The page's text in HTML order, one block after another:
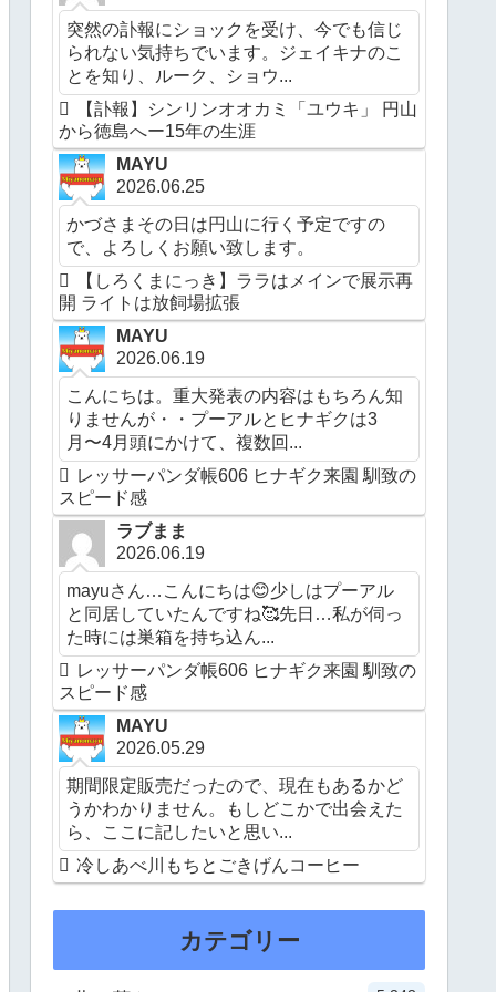
突然の訃報にショックを受け、今でも信じ
られない気持ちでいます。ジェイキナのこ
とを知り、ルーク、ショウ...
【訃報】シンリンオオカミ「ユウキ」 円山
から徳島へー15年の生涯
MAYU
2026.06.25
かづさまその日は円山に行く予定ですの
で、よろしくお願い致します。
【しろくまにっき】ララはメインで展示再
開 ライトは放飼場拡張
MAYU
2026.06.19
こんにちは。重大発表の内容はもちろん知
りませんが・・プーアルとヒナギクは3
月〜4月頭にかけて、複数回...
レッサーパンダ帳606 ヒナギク来園 馴致の
スピード感
ラブまま
2026.06.19
mayuさん…こんにちは😊少しはプーアル
と同居していたんですね🥰先日…私が伺っ
た時には巣箱を持ち込ん...
レッサーパンダ帳606 ヒナギク来園 馴致の
スピード感
MAYU
2026.05.29
期間限定販売だったので、現在もあるかど
うかわかりません。もしどこかで出会えた
ら、ここに記したいと思い...
冷しあべ川もちとごきげんコーヒー
カテゴリー